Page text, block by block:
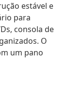
estável e
para
consola de
O
um pano